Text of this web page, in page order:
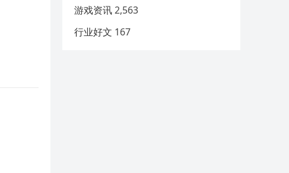
游戏资讯2,563
行业好文 167